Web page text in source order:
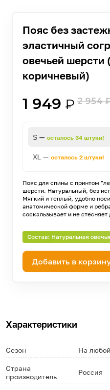
Пояс без
эластичный
овечьей шерсти
коричневый)
1 949 ₽ 2 954
S— осталось 34 штуки!
XL — осталось 2 штуки!
Пояс для спины с принтом
шерсти. Натуральный, без
Мягкий и теплый, удобно
анатомической форме и
соскальзывает и не
Состав: Натуральная
Добавить в
Характеристики
Сезон На
Страна
производитель
Россия